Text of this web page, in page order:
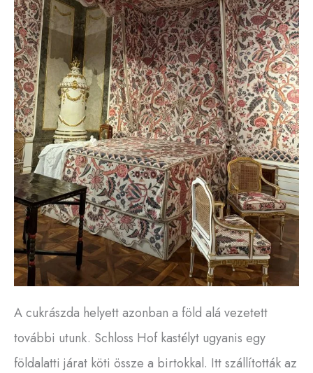
A cukrászda helyett azonban a föld alá vezetett
további utunk. Schloss Hof kastélyt ugyanis egy
földalatti járat köti össze a birtokkal. Itt szállították az